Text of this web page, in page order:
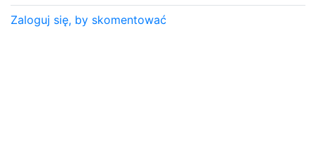
Zaloguj się, by skomentować